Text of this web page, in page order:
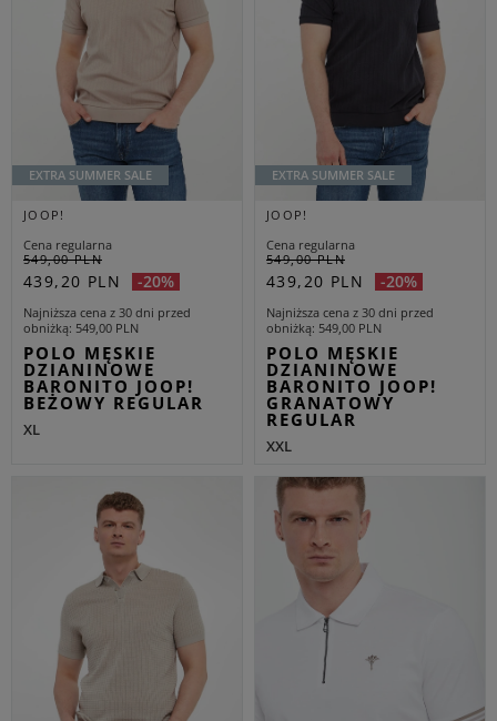
EXTRA SUMMER SALE
JOOP!
Cena regularna
549,00 PLN
439,20 PLN -20%
Najniższa cena z 30 dni przed
obniżką 549,00 PLN
POLO MĘSKIE
DZIANINOWE
BARONITO JOOP!
BEŻOWY REGULAR
XL
EXTRA SUMMER SALE
JOOP!
Cena regularna
549,00 PLN
439,20 PLN -20%
Najniższa cena z 30 dni przed
obniżką 549,00 PLN
POLO MĘSKIE
DZIANINOWE
BARONITO JOOP!
GRANATOWY
REGULAR
XXL